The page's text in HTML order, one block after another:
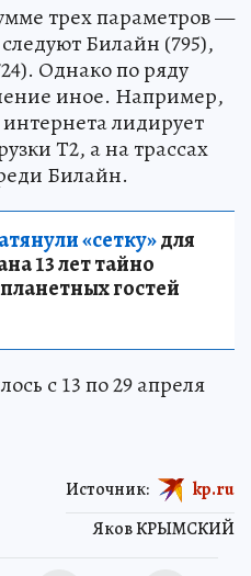
трех параметров —
Билайн (795),
Однако по ряду
иное. Например,
лидирует
Т2, а на трассах
Билайн.
«сетку»для
13 лет тайно
гостей
с 13 по 29 апреля
Яков КРЫМСКИЙ
Источник: kp.ru